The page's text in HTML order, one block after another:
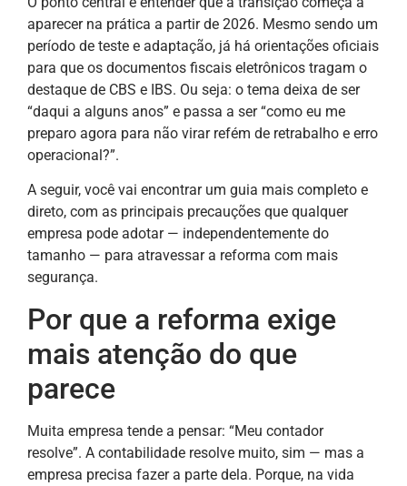
aparecer na prática a partir de 2026. Mesmo sendo um
período de teste e adaptação, já há orientações oficiais
para que os documentos fiscais eletrônicos tragam o
destaque de CBS e IBS. Ou seja: o tema deixa de ser
“daqui a alguns anos” e passa a ser “como eu me
preparo agora para não virar refém de retrabalho e erro
operacional?”.
A seguir, você vai encontrar um guia mais completo e
direto, com as principais precauções que qualquer
empresa pode adotar — independentemente do
tamanho — para atravessar a reforma com mais
segurança.
Por que a reforma exige
mais atenção do que
parece
Muita empresa tende a pensar: “Meu contador
resolve”. A contabilidade resolve muito, sim — mas a
empresa precisa fazer a parte dela. Porque, na vida